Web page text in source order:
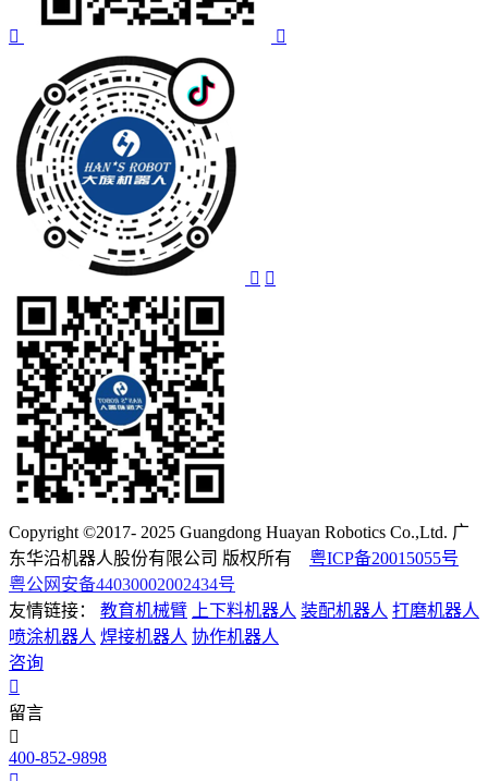
Copyright ©2017- 2025 Guangdong Huayan Robotics Co.,Ltd. 广
东华沿机器人股份有限公司 版权所有 粤ICP备20015055号
粤公网安备44030002002434号
友情链接：
教育机械臂 上下料机器人 装配机器人 打磨机器人
喷涂机器人 焊接机器人 协作机器人
咨询
留言
400-852-9898